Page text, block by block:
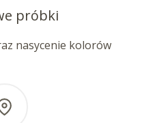
próbki
nasycenie kolorów